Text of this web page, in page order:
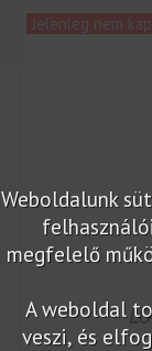
Jelenleg nem
Weboldalunk
megfelelő
A weboldal
veszi, és